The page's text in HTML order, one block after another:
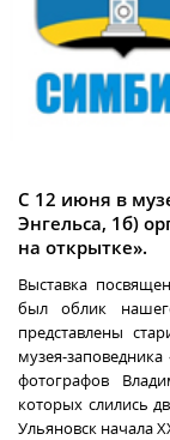
С 12 июня в
Энгельса, 1б)
на открытке».
Выставка
был облик
представлены
музея-
фотографов
которых слились
Ульяновск начала